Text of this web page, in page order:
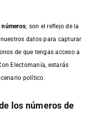
números; son el reflejo de la
datos para capturar
de que tengas acceso a
Electomanía, estarás
político.
los números de